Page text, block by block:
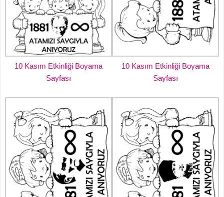
10 Kasım Etkinliği Boyama
Sayfası
10 Kasım Etkinliği Boyama
Sayfası